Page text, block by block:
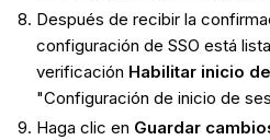
Después de recibir la
configuración de SSO está
verificación Habilitar inicio
"Configuración de inicio de
Haga clic en Guardar